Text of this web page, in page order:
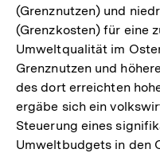
(Grenznutzen) und
(Grenzkosten) für eine
Umweltqualität im
Grenznutzen und
des dort erreichten
ergäbe sich ein
Steuerung eines
Umweltbudgets in den